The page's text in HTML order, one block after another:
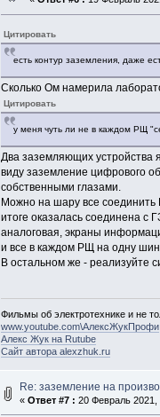
Цитировать
есть контур заземления, даже
Сколько Ом намерила
Цитировать
у меня чуть ли не в каждом РЩ
Два заземляющих устройства
виду заземление цифрового
собственными глазами.
Можно на шару все соединить
итоге оказалась соединена с
аналоговая, экраны
и все в каждом РЩ на одну
В остальном же - реализуйте
Фильмы об электротехнике и не
www.youtube.com\АлексЖукПрофи
Алекс Жук на Rutube
Сайт автора alexzhuk.ru
Re: заземление на
« Ответ #7 : 20 Февраль 2021,